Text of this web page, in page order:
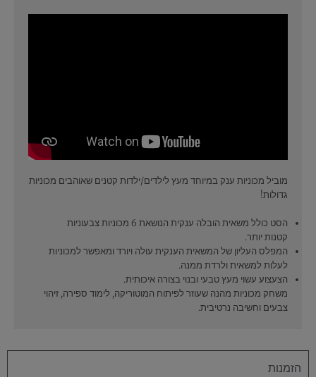
מוביל מכוניות ענק במיוחד מעץ לילדים/ילדות קטנים שאוהבים מכוניות
גדולות!
הסט כולל משאית הובלה ענקית הנושאת 6 מכוניות צבעוניות
קטנות יותר.
המפלס העליון של המשאית הענקית עולה ויורד ומאפשר למכוניות
לעלות למשאית ולרדת ממנה.
הצעצוע עשוי מעץ טבעי ובנוי בצורה איכותית.
משחק מכוניות מהנה שעוזר לפיתוח המוטוריקה, לימוד ספירה, זיהוי
צבעים וחשיבה נרטיבית.
הזמנות